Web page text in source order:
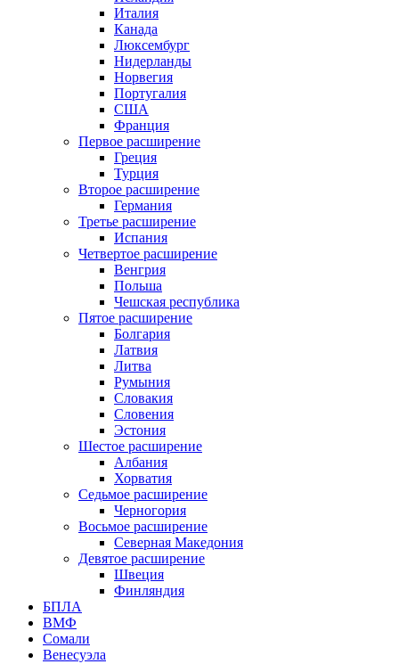
Италия
Канада
Люксембург
Нидерланды
Норвегия
Португалия
США
Франция
Первое расширение
Греция
Турция
Второе расширение
Германия
Третье расширение
Испания
Четвертое расширение
Венгрия
Польша
Чешская республика
Пятое расширение
Болгария
Латвия
Литва
Румыния
Словакия
Словения
Эстония
Шестое расширение
Албания
Хорватия
Седьмое расширение
Черногория
Восьмое расширение
Северная Македония
Девятое расширение
Швеция
Финляндия
БПЛА
ВМФ
Сомали
Венесуэла